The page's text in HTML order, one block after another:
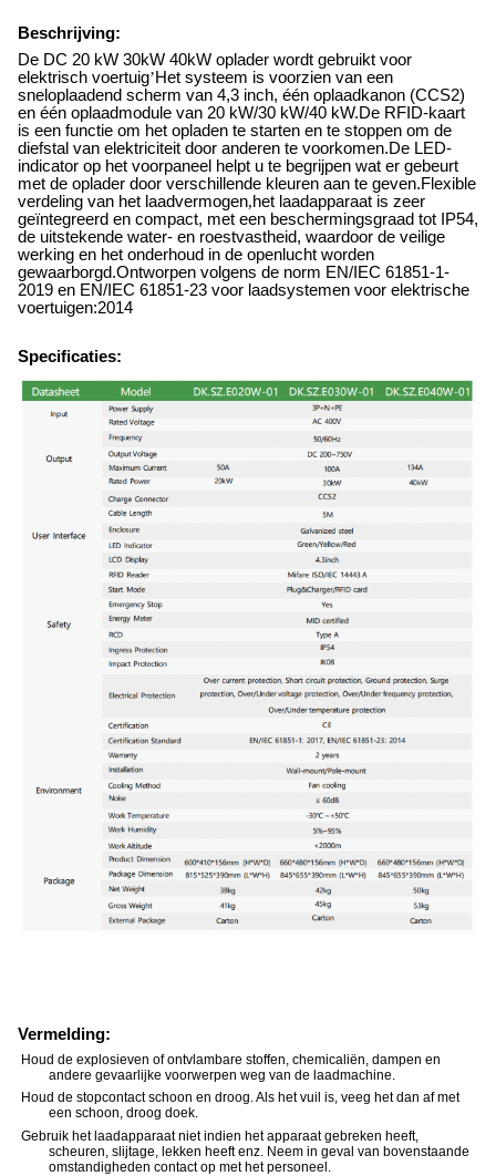
Beschrijving:
De DC 20 kW 30kW 40kW oplader wordt gebruikt voor
elektrisch voertuig’Het systeem is voorzien van een
sneloplaadend scherm van 4,3 inch, één oplaadkanon (CCS2)
en één oplaadmodule van 20 kW/30 kW/40 kW.De RFID-kaart
is een functie om het opladen te starten en te stoppen om de
diefstal van elektriciteit door anderen te voorkomen.De LED-
indicator op het voorpaneel helpt u te begrijpen wat er gebeurt
met de oplader door verschillende kleuren aan te geven.Flexible
verdeling van het laadvermogen,het laadapparaat is zeer
geïntegreerd en compact, met een beschermingsgraad tot IP54,
de uitstekende water- en roestvastheid, waardoor de veilige
werking en het onderhoud in de openlucht worden
gewaarborgd.Ontworpen volgens de norm EN/IEC 61851-1-
2019 en EN/IEC 61851-23 voor laadsystemen voor elektrische
voertuigen:2014
Specificaties:
Vermelding:
Houd de explosieven of ontvlambare stoffen, chemicaliën, dampen en
andere gevaarlijke voorwerpen weg van de laadmachine.
Houd de stopcontact schoon en droog. Als het vuil is, veeg het dan af met
een schoon, droog doek.
Gebruik het laadapparaat niet indien het apparaat gebreken heeft,
scheuren, slijtage, lekken heeft enz. Neem in geval van bovenstaande
omstandigheden contact op met het personeel.